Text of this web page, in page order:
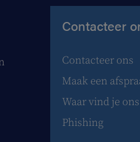
Contacteer
Contacteer ons
Maak een
Waar vind je
Phishing